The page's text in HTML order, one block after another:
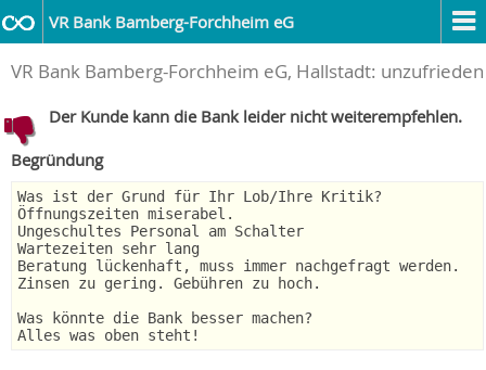
VR Bank Bamberg-Forchheim eG
VR Bank Bamberg-Forchheim eG, Hallstadt: unzufrieden
Der Kunde kann die Bank leider nicht weiterempfehlen.
Begründung
Was ist der Grund für Ihr Lob/Ihre Kritik?
Öffnungszeiten miserabel.
Ungeschultes Personal am Schalter
Wartezeiten sehr lang
Beratung lückenhaft, muss immer nachgefragt werden.
Zinsen zu gering. Gebühren zu hoch.
Was könnte die Bank besser machen?
Alles was oben steht!